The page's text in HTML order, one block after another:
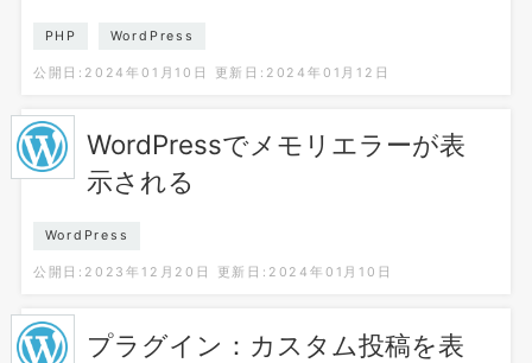
PHP WordPress
公開日:2024年01月10日 更新日:2024年01月12日
WordPressでメモリエラーが表
示される
WordPress
公開日:2023年12月20日 更新日:2024年01月10日
プラグイン：カスタム投稿を表